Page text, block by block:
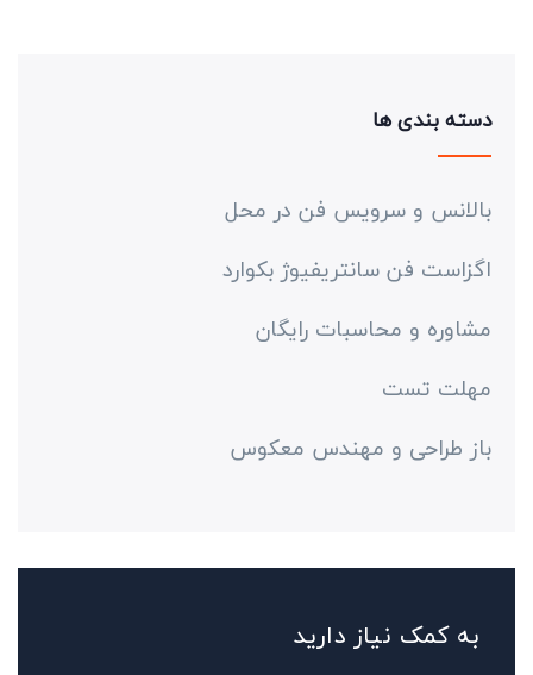
دسته بندی ها
بالانس و سرویس فن در محل
اگزاست فن سانتریفیوژ بکوارد
مشاوره و محاسبات رایگان
مهلت تست
باز طراحی و مهندس معکوس
به کمک نیاز دارید